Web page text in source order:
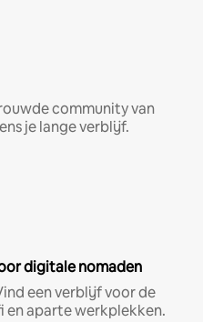
community van
je lange verblijf.
digitale nomaden
een verblijf voor de
en aparte werkplekken.